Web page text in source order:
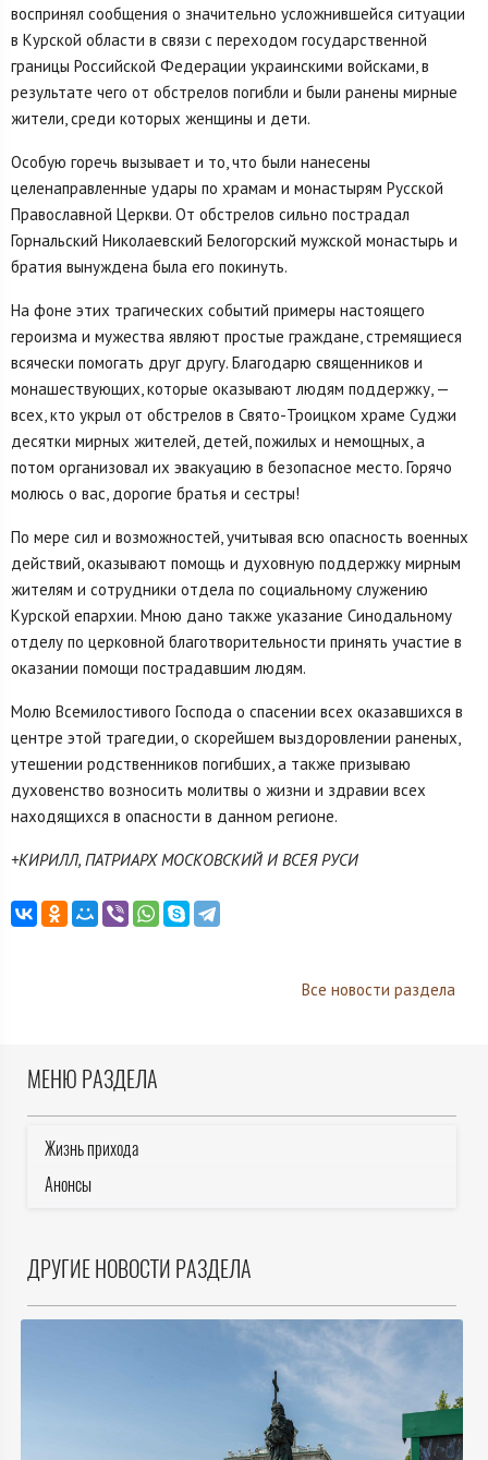
воспринял сообщения о значительно усложнившейся ситуации
в Курской области в связи с переходом государственной
границы Российской Федерации украинскими войсками, в
результате чего от обстрелов погибли и были ранены мирные
жители, среди которых женщины и дети.
Особую горечь вызывает и то, что были нанесены
целенаправленные удары по храмам и монастырям Русской
Православной Церкви. От обстрелов сильно пострадал
Горнальский Николаевский Белогорский мужской монастырь и
братия вынуждена была его покинуть.
На фоне этих трагических событий примеры настоящего
героизма и мужества являют простые граждане, стремящиеся
всячески помогать друг другу. Благодарю священников и
монашествующих, которые оказывают людям поддержку, —
всех, кто укрыл от обстрелов в Свято-Троицком храме Суджи
десятки мирных жителей, детей, пожилых и немощных, а
потом организовал их эвакуацию в безопасное место. Горячо
молюсь о вас, дорогие братья и сестры!
По мере сил и возможностей, учитывая всю опасность военных
действий, оказывают помощь и духовную поддержку мирным
жителям и сотрудники отдела по социальному служению
Курской епархии. Мною дано также указание Синодальному
отделу по церковной благотворительности принять участие в
оказании помощи пострадавшим людям.
Молю Всемилостивого Господа о спасении всех оказавшихся в
центре этой трагедии, о скорейшем выздоровлении раненых,
утешении родственников погибших, а также призываю
духовенство возносить молитвы о жизни и здравии всех
находящихся в опасности в данном регионе.
+КИРИЛЛ, ПАТРИАРХ МОСКОВСКИЙ И ВСЕЯ РУСИ
Все новости раздела
МЕНЮ РАЗДЕЛА
Жизнь прихода
Анонсы
ДРУГИЕ НОВОСТИ РАЗДЕЛА